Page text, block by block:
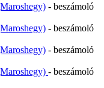
- beszámoló
- beszámoló
- beszámoló
- beszámoló